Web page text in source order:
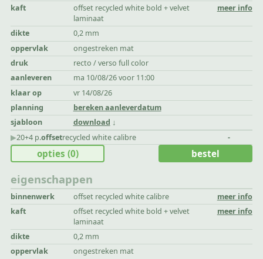
kaft
offset recycled white bold + velvet
laminaat
meer info
dikte
0,2 mm
oppervlak
ongestreken mat
druk
recto / verso full color
aanleveren
ma 10/08/26 voor 11:00
klaar op
vr 14/08/26
planning
bereken aanleverdatum
sjabloon
download
▶︎20+4 p.offsetrecycled white calibre -
eigenschappen
binnenwerk offset recycled white calibre
meer info
kaft
offset recycled white bold + velvet
laminaat
meer info
dikte
0,2 mm
oppervlak
ongestreken mat
opties (0) bestel